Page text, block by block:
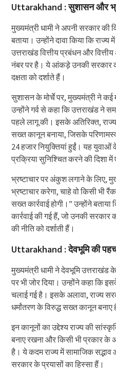
Uttarakhand : सुशासन और
मुख्यमंत्री धामी ने अपनी सरकार की
बताया। उन्होंने दावा किया कि
उत्तराखंड वित्तीय प्रबंधन और
नंबर पर है। ये आंकड़े उनकी सरकार
दक्षता को दर्शाते हैं।
सुशासन के मोर्चे पर, मुख्यमंत्री ने कई
उन्होंने गर्व से कहा कि उत्तराखंड ने
पहले लागू की। इसके अतिरिक्त,
सख्त कानून बनाया, जिसके
24 हजार नियुक्तियां हुईं। यह युवाओं के
प्रक्रिया सुनिश्चित करने की दिशा
भ्रष्टाचार पर अंकुश लगाने के लिए,
भ्रष्टाचार करेगा, चाहे वो किसी भी
सख्त कार्रवाई होगी।” उन्होंने
कार्रवाई की गई हैं, जो उनकी सरकार
की नीति को दर्शाती हैं।
Uttarakhand : देवभूमि की
मुख्यमंत्री धामी ने देवभूमि
पर भी जोर दिया। उन्होंने कहा कि
चलाई गई है। इसके अलावा, राज्य
धर्मांतरण के विरुद्ध सख्त कानून बनाए
इन कानूनों का उद्देश्य राज्य की
बनाए रखना और किसी भी प्रकार के
है। ये कदम राज्य में सामाजिक
सरकार के प्रयासों का हिस्सा हैं।